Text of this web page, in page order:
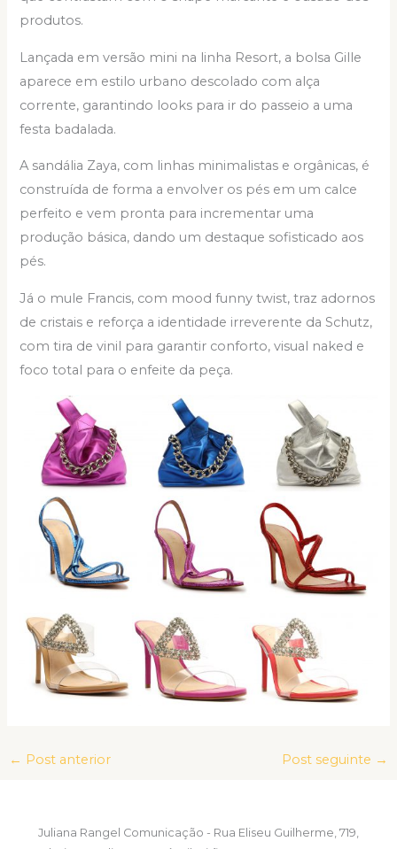
produtos.
Lançada em versão mini na linha Resort, a bolsa Gille
aparece em estilo urbano descolado com alça
corrente, garantindo looks para ir do passeio a uma
festa badalada.
A sandália Zaya, com linhas minimalistas e orgânicas, é
construída de forma a envolver os pés em um calce
perfeito e vem pronta para incrementar uma
produção básica, dando um destaque sofisticado aos
pés.
Já o mule Francis, com mood funny twist, traz adornos
de cristais e reforça a identidade irreverente da Schutz,
com tira de vinil para garantir conforto, visual naked e
foco total para o enfeite da peça.
← Post anterior Post seguinte →
Juliana Rangel Comunicação - Rua Eliseu Guilherme, 719,